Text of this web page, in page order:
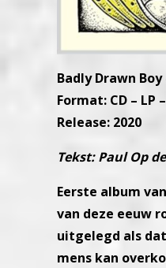
Badly Drawn Boy
Format: CD –
Release: 2020
Tekst: Paul Op
Eerste album
van deze eeuw
uitgelegd als
mens kan